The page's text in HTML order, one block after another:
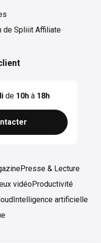
de Spliiit Affiliate
de 10hà 18h
Presse & Lecture
vidéoProductivité
Intelligence artificielle